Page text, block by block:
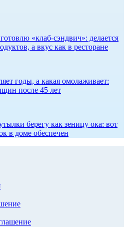
«клаб-сэндвич»: делается
а вкус как в ресторане
годы, а какая омолаживает:
после 45 лет
берегу как зеницу ока: вот
в доме обеспечен